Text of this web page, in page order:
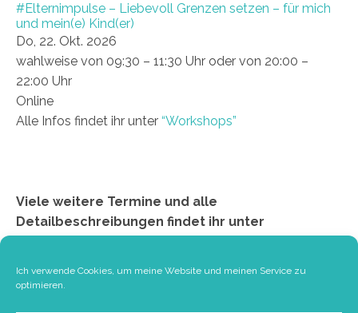
Ich verwende Cookies, um meine Website und meinen Service zu
optimieren.
#Elternimpulse – Liebevoll Grenzen setzen – für mich
und mein(e) Kind(er)
Do, 22. Okt. 2026
wahlweise von 09:30 – 11:30 Uhr oder von 20:00 –
22:00 Uhr
Online
Alle Infos findet ihr unter “Workshops”
Viele weitere Termine und alle
Detailbeschreibungen findet ihr unter